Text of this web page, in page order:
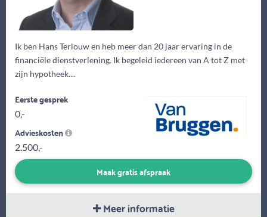
Ik ben Hans Terlouw en heb meer dan 20 jaar ervaring in de
financiële dienstverlening. Ik begeleid iedereen van A tot Z met
zijn hypotheek....
Eerste gesprek
0,-
Advieskosten
2.500,-
Maak gratis afspraak
Meer informatie